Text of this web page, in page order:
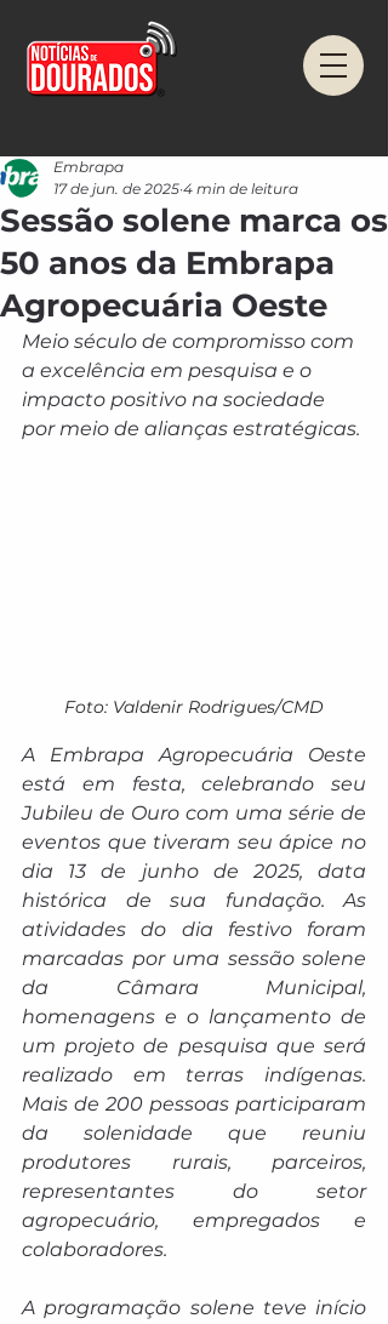
Sessão solene marca os
50 anos da Embrapa
Agropecuária Oeste
Embrapa
17 de jun. de 2025 4 min de leitura
Meio século de compromisso com
a excelência em pesquisa e o
impacto positivo na sociedade
por meio de alianças estratégicas.
Foto: Valdenir Rodrigues/CMD
A Embrapa Agropecuária Oeste
está em festa, celebrando seu
Jubileu de Ouro com uma série de
eventos que tiveram seu ápice no
dia 13 de junho de 2025, data
histórica de sua fundação. As
atividades do dia festivo foram
marcadas por uma sessão solene
da Câmara Municipal,
homenagens e o lançamento de
um projeto de pesquisa que será
realizado em terras indígenas.
Mais de 200 pessoas participaram
da solenidade que reuniu
produtores rurais, parceiros,
representantes do setor
agropecuário, empregados e
colaboradores.
A programação solene teve início